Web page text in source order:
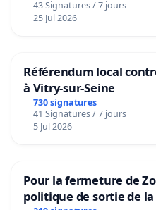
43 Signatures / 7 jours
25 Jul 2026
Référendum local
à Vitry-sur-Seine
730 signatures
41 Signatures / 7 jours
5 Jul 2026
Pour la fermeture de
politique de sortie de